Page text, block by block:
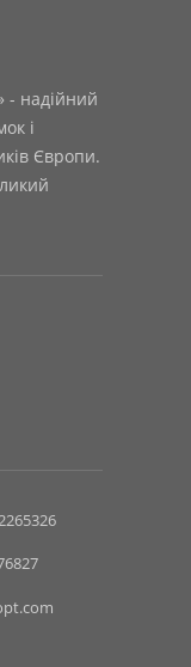
- надійний
і
Європи.